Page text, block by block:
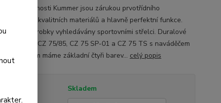
od společnosti Kummer jsou zárukou prvotřídního
použití kvalitních materiálů a hlavně perfektní funkce.
jejich výrobky vyhledávány sportovními střelci. Duralové
pro CZ 75/85, CZ 75 SP-01 a CZ 75 TS s naváděčem
Skladem máme základní čtyři barev... celý popis
Skladem